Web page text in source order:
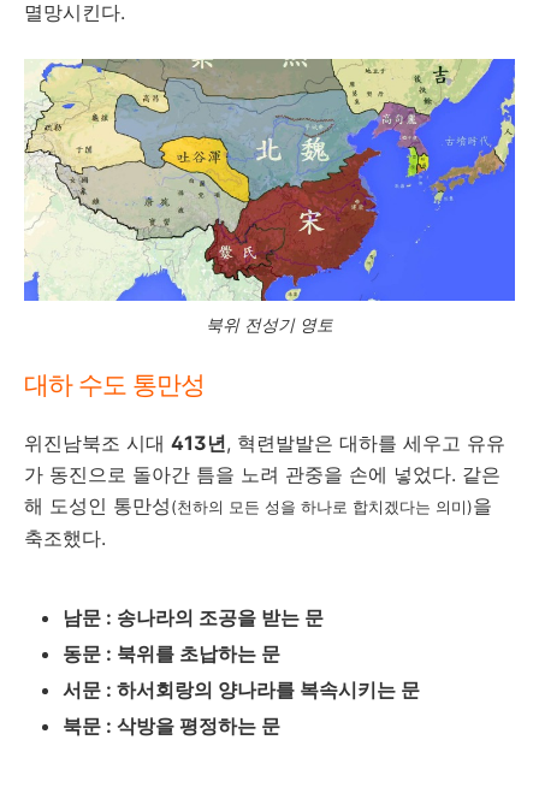
멸망시킨다.
북위 전성기 영토
대하 수도 통만성
위진남북조 시대 413년, 혁련발발은 대하를 세우고 유유
가 동진으로 돌아간 틈을 노려 관중을 손에 넣었다. 같은
해 도성인 통만성(천하의 모든 성을 하나로 합치겠다는 의미)을
축조했다.
남문 : 송나라의 조공을 받는 문
동문 : 북위를 초납하는 문
서문 : 하서회랑의 양나라를 복속시키는 문
북문 : 삭방을 평정하는 문